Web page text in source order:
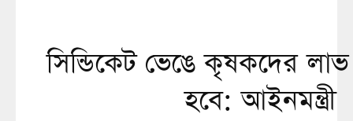
সিন্ডিকেট ভেঙে কৃষকদের লাভ
হবে: আইনমন্ত্রী